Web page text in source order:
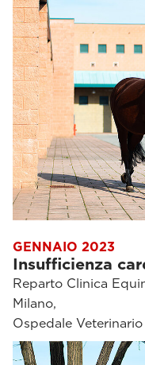
GENNAIO 2023
Insufficienza
Reparto Clinica
Milano,
Ospedale